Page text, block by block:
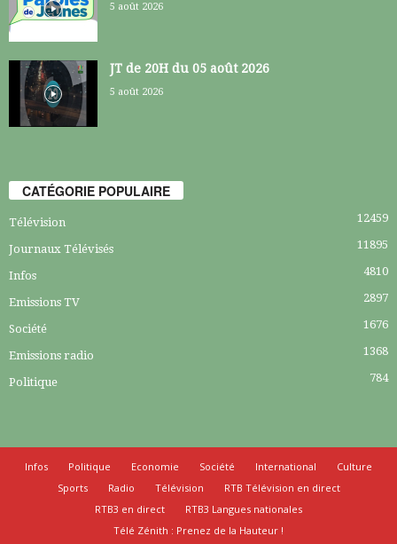
5 août 2026
JT de 20H du 05 août 2026
5 août 2026
CATÉGORIE POPULAIRE
Télévision 12459
Journaux Télévisés 11895
Infos 4810
Emissions TV 2897
Société 1676
Emissions radio 1368
Politique 784
Infos Politique Economie Société International
Culture
Sports
Radio Télévision
RTB Télévision en direct
RTB3 en direct
RTB3 Langues nationales
Télé Zénith : Prenez de la Hauteur !